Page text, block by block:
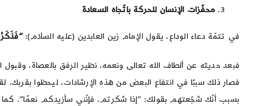
محفّزات الإنسان للحركة باتّجاه السعادة
في تتمّة دعاء الوداع، يقول الإمام زين العابدين (عليه السلام):
فبعد حديثه عن ألطاف الله تعالى ونعمه، نظير الرفق بالعصاة، وقبول
فصار ذلك سببًا في انتفاع البعض من هذه الإرشادات، ليحظوا
بسبب أنّك شجّعتهم بقولك: “إذا شكرتم، فإنّني سأزيدكم نعمًا”. كما